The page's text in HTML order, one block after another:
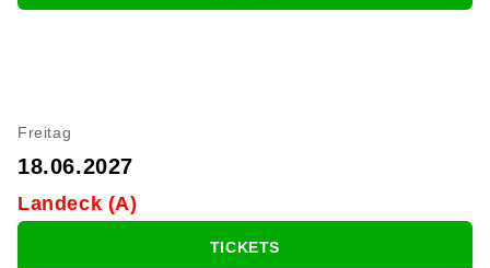
Freitag
18.06.2027
Landeck (A)
TICKETS